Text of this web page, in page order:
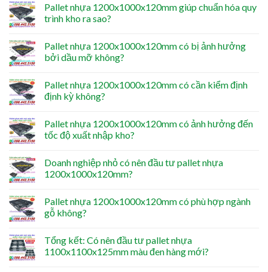
Pallet nhựa 1200x1000x120mm giúp chuẩn hóa quy
trình kho ra sao?
Pallet nhựa 1200x1000x120mm có bị ảnh hưởng
bởi dầu mỡ không?
Pallet nhựa 1200x1000x120mm có cần kiểm định
định kỳ không?
Pallet nhựa 1200x1000x120mm có ảnh hưởng đến
tốc độ xuất nhập kho?
Doanh nghiệp nhỏ có nên đầu tư pallet nhựa
1200x1000x120mm?
Pallet nhựa 1200x1000x120mm có phù hợp ngành
gỗ không?
Tổng kết: Có nên đầu tư pallet nhựa
1100x1100x125mm màu đen hàng mới?